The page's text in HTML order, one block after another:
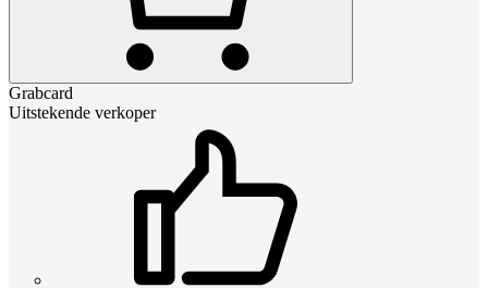
Grabcard
Uitstekende verkoper